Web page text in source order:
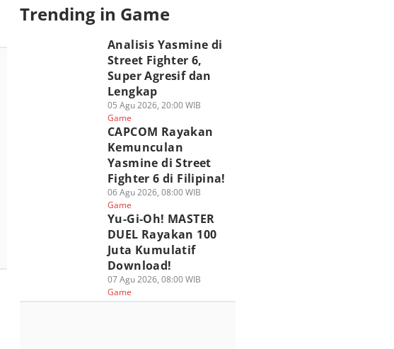
Trending in Game
Analisis Yasmine di
Street Fighter 6,
Super Agresif dan
Lengkap
05 Agu 2026, 20:00 WIB
Game
CAPCOM Rayakan
Kemunculan
Yasmine di Street
Fighter 6 di Filipina!
06 Agu 2026, 08:00 WIB
Game
Yu-Gi-Oh! MASTER
DUEL Rayakan 100
Juta Kumulatif
Download!
07 Agu 2026, 08:00 WIB
Game